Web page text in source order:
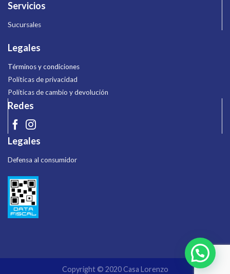
Servicios
Sucursales
Legales
Términos y condiciones
Políticas de privacidad
Políticas de cambio y devolución
Redes
Legales
Defensa al consumidor
Copyright © 2020 Casa Lorenzo